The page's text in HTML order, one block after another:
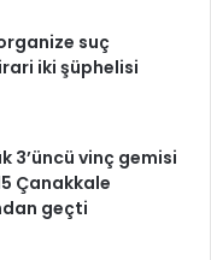
suç
iki şüphelisi
3’üncü vinç gemisi
Çanakkale
geçti